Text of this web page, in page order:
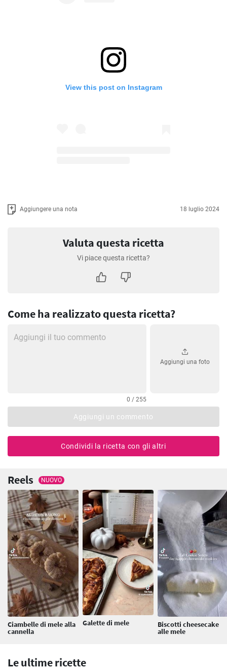
View this post on Instagram
Aggiungere una nota 18 luglio 2024
Valuta questa ricetta
Vi piace questa ricetta?
Come ha realizzato questa ricetta?
0 / 255
Aggiungi una foto
Aggiungi un commento
Condividi la ricetta con gli altri
Reels NUOVO
Ciambelle di mele alla
cannella
Galette di mele Biscotti cheesecake
alle mele
Le ultime ricette